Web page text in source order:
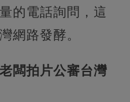
的電話詢問，這
網路發酵。
闆拍片公審台灣